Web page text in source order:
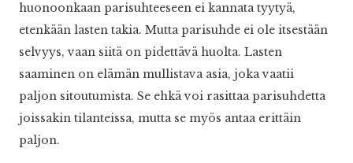
huonoonkaan parisuhteeseen ei kannata tyytyä,
etenkään lasten takia. Mutta parisuhde ei ole itsestään
selvyys, vaan siitä on pidettävä huolta. Lasten
saaminen on elämän mullistava asia, joka vaatii
paljon sitoutumista. Se ehkä voi rasittaa parisuhdetta
joissakin tilanteissa, mutta se myös antaa erittäin
paljon.